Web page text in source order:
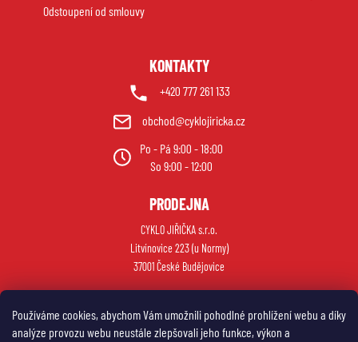
Používáme cookies, abychom Vám umožnili pohodlné prohlížení webu a díky
analýze provozu webu neustále zlepšovali jeho funkce, výkon a
Odstoupení od smlouvy
KONTAKTY
+420 777 261 133
obchod@cyklojiricka.cz
Po - Pá 9:00 - 18:00
So 9:00 - 12:00
PRODEJNA
CYKLO JIŘIČKA s.r.o.
Litvínovice 223 (u Normy)
37001 České Budějovice